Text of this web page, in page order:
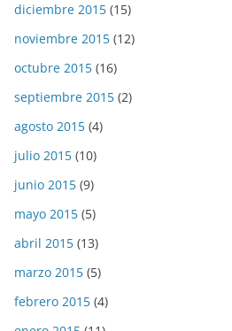
diciembre 2015 (15)
noviembre 2015 (12)
octubre 2015 (16)
septiembre 2015 (2)
agosto 2015 (4)
julio 2015 (10)
junio 2015 (9)
mayo 2015 (5)
abril 2015 (13)
marzo 2015 (5)
febrero 2015 (4)